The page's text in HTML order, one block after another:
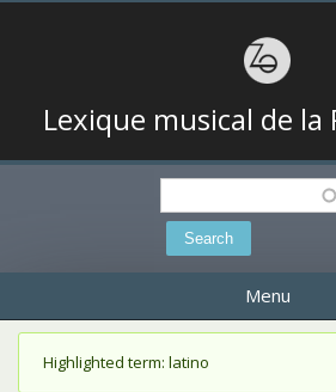
Lexique musical de la
Search
Menu
Status message
Highlighted term: latino